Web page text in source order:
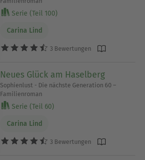
Serie (Teil 100)
Carina Lind
3 Bewertungen
Neues Glück am Haselberg
Sophienlust - Die nächste Generation 60 –
Familienroman
Serie (Teil 60)
Carina Lind
3 Bewertungen